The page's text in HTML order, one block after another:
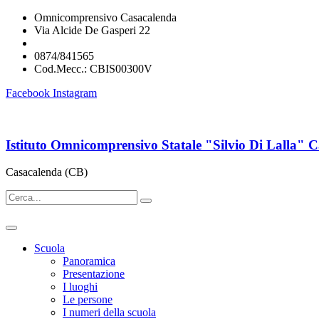
Omnicomprensivo Casacalenda
Via Alcide De Gasperi 22
0874/841565
Cod.Mecc.: CBIS00300V
Facebook Instagram
Istituto Omnicomprensivo Statale "Silvio Di Lalla"
Casacalenda (CB)
Scuola
Panoramica
Presentazione
I luoghi
Le persone
I numeri della scuola